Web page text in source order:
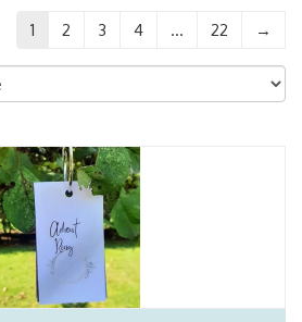
nieuwste
1 2 3 4 … 22 →